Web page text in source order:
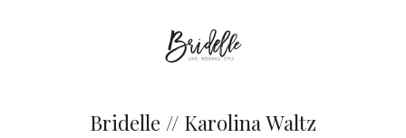
Bridelle // Karolina Waltz